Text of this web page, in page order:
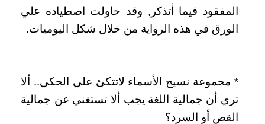
المفقود فيما أتذكر‏,‏ وقد حاولت اصطياده علي
الورق في هذه الرواية من خلال شكل اليوميات‏.‏
*‏ مجموعة نسيج الأسماء لاتتكئ علي الحكي‏..‏ ألا
تري أن جمالية اللغة يجب ألا تستغني عن جمالية
القص أو السرد؟